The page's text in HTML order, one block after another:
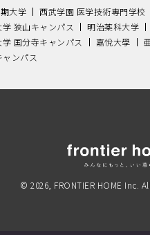
大学 西武学園 医学技術専門学校
狭山キャンパス 明治薬科大学
国分寺キャンパス 嘉悅大學
ンパス
© 2026, FRONTIER HOME Inc.